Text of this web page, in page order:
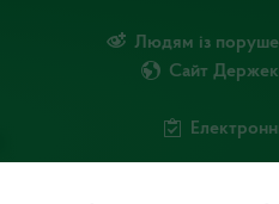
Людям із
Сайт